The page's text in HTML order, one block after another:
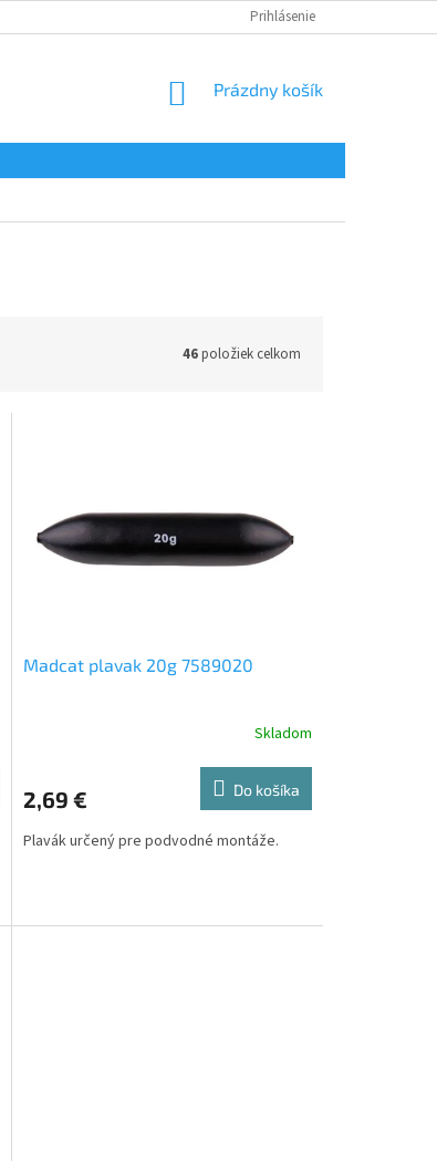
Prihlásenie
NÁKUPNÝ
Prázdny košík
46položiek celkom
Madcat plavak 20g 7589020
Skladom
2,69 € Do košíka
Plavák určený pre podvodné montáže.​